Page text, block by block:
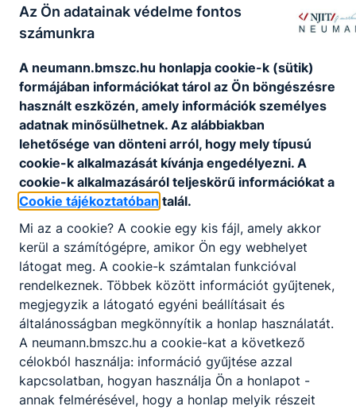
Iskolabemutatóink és egyéb pályaorientációs
Tovább
Az Ön adatainak védelme fontos
számunkra
A neumann.bmszc.hu honlapja cookie-k (sütik)
formájában információkat tárol az Ön böngészésre
használt eszközén, amely információk személyes
adatnak minősülhetnek. Az alábbiakban
lehetősége van dönteni arról, hogy mely típusú
cookie-k alkalmazását kívánja engedélyezni. A
cookie-k alkalmazásáról teljeskörű információkat a
Cookie tájékoztatóban talál.
Mi az a cookie? A cookie egy kis fájl, amely akkor
kerül a számítógépre, amikor Ön egy webhelyet
látogat meg. A cookie-k számtalan funkcióval
rendelkeznek. Többek között információt gyűjtenek,
megjegyzik a látogató egyéni beállításait és
általánosságban megkönnyítik a honlap használatát.
A neumann.bmszc.hu a cookie-kat a következő
célokból használja: információ gyűjtése azzal
kapcsolatban, hogyan használja Ön a honlapot -
annak felmérésével, hogy a honlap melyik részeit